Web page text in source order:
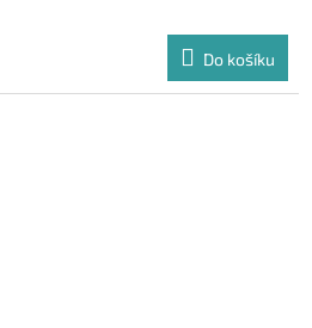
Do košíku